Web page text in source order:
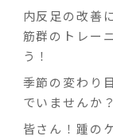
内反足の改善
筋群のトレー
う！
季節の変わり
でいませんか
皆さん！踵の